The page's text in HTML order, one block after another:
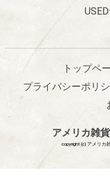
トップペ
プライバシーポリ
アメリカ雑
copyright (c) アメリカ